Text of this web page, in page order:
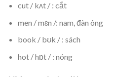
cut / kʌt / : cắt
men / mɛn /: nam, đàn ông
book / bʊk / : sách
hot / hɒt / : nóng